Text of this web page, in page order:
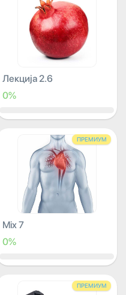
Лекција 2.6
0%
ПРЕМИУМ
Mix 7
0%
ПРЕМИУМ